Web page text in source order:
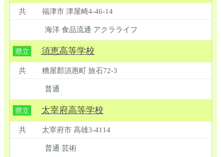
共 福津市 津屋崎4-46-14
海洋 食品流通 アクラライフ
県立 須恵高等学校
共 糟屋郡須惠町 旅石72-3
普通
県立 太宰府高等学校
共 太宰府市 高雄3-4114
普通 芸術